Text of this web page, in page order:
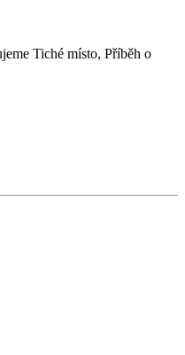
Tiché místo, Příběh o